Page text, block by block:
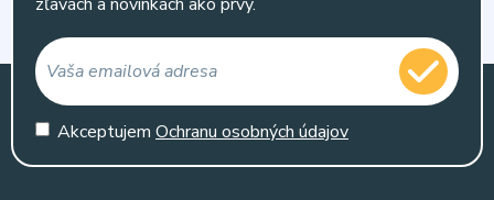
Akceptujem Ochranu osobných údajov